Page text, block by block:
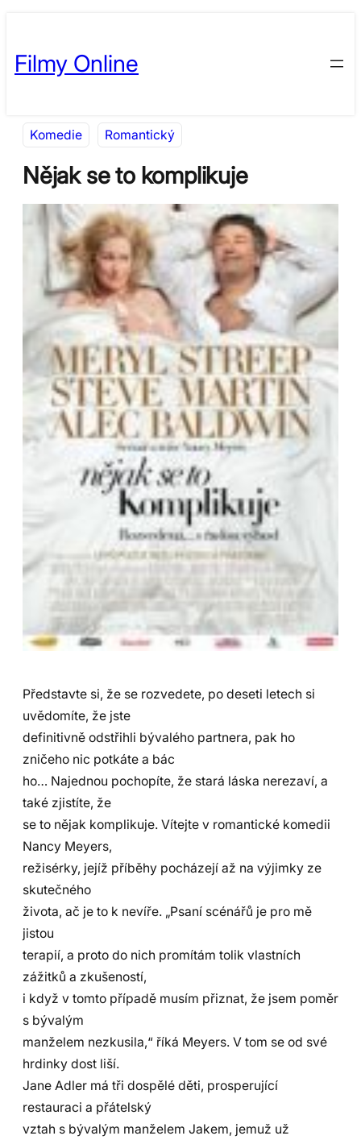
obsah
content
Filmy Online
Komedie Romantický
Nějak se to komplikuje
Představte si, že se rozvedete, po deseti letech si
uvědomíte, že jste
definitivně odstřihli bývalého partnera, pak ho
zničeho nic potkáte a bác
ho… Najednou pochopíte, že stará láska nerezaví, a
také zjistíte, že
se to nějak komplikuje. Vítejte v romantické komedii
Nancy Meyers,
režisérky, jejíž příběhy pocházejí až na výjimky ze
skutečného
života, ač je to k nevíře. „Psaní scénářů je pro mě
jistou
terapií, a proto do nich promítám tolik vlastních
zážitků a zkušeností,
i když v tomto případě musím přiznat, že jsem poměr
s bývalým
manželem nezkusila,“ říká Meyers. V tom se od své
hrdinky dost liší.
Jane Adler má tři dospělé děti, prosperující
restauraci a přátelský
vztah s bývalým manželem Jakem, jemuž už